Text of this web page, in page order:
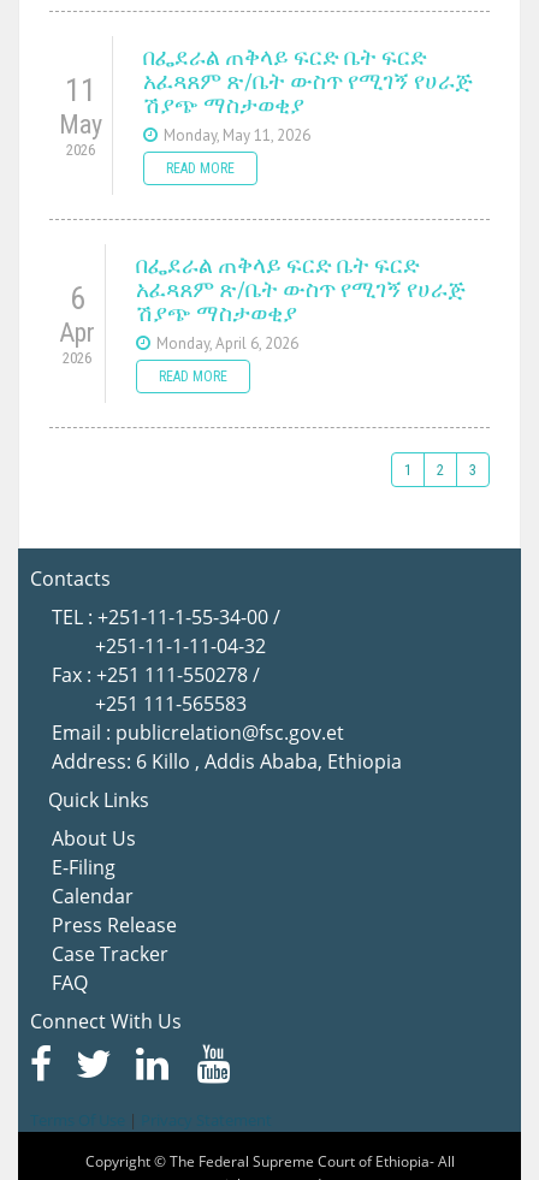
11
May
2026
በፌደራል ጠቅላይ ፍርድ ቤት ፍርድ
አፈጻጸም ጽ/ቤት ውስጥ የሚገኝ የሀራጅ
ሽያጭ ማስታወቂያ
Monday, May 11, 2026
READ MORE
6
Apr
2026
በፌደራል ጠቅላይ ፍርድ ቤት ፍርድ
አፈጻጸም ጽ/ቤት ውስጥ የሚገኝ የሀራጅ
ሽያጭ ማስታወቂያ
Monday, April 6, 2026
READ MORE
1 2 3
Contacts
TEL : +251-11-1-55-34-00 /
+251-11-1-11-04-32
Fax : +251 111-550278 /
+251 111-565583
Email : publicrelation@fsc.gov.et
Address: 6 Killo , Addis Ababa, Ethiopia
Quick Links
About Us
E-Filing
Calendar
Press Release
Case Tracker
FAQ
Connect With Us
|
Copyright © The Federal Supreme Court of Ethiopia- All